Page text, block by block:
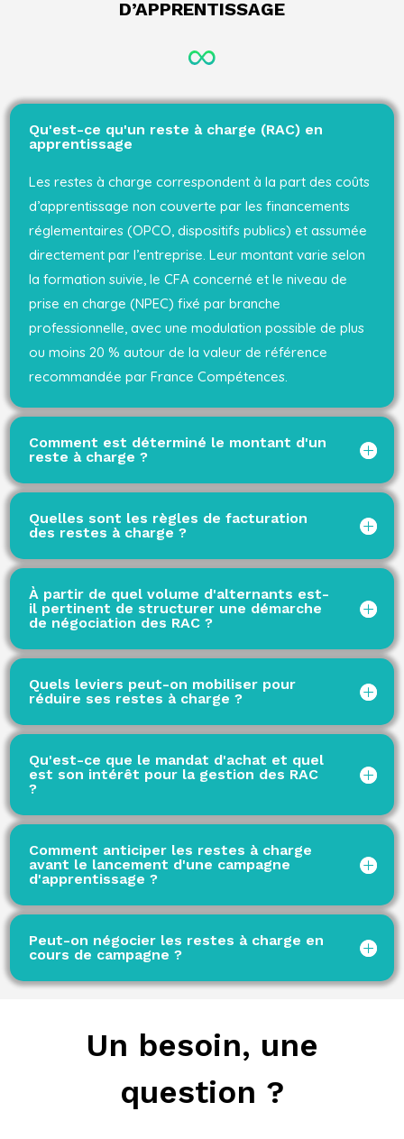
D’APPRENTISSAGE
Qu'est-ce qu'un reste à charge (RAC) en
apprentissage
Les restes à charge correspondent à la part des coûts
d’apprentissage non couverte par les financements
réglementaires (OPCO, dispositifs publics) et assumée
directement par l’entreprise. Leur montant varie selon
la formation suivie, le CFA concerné et le niveau de
prise en charge (NPEC) fixé par branche
professionnelle, avec une modulation possible de plus
ou moins 20 % autour de la valeur de référence
recommandée par France Compétences.
Comment est déterminé le montant d'un
reste à charge ?
Quelles sont les règles de facturation
des restes à charge ?
À partir de quel volume d'alternants est-
il pertinent de structurer une démarche
de négociation des RAC ?
Quels leviers peut-on mobiliser pour
réduire ses restes à charge ?
Qu'est-ce que le mandat d'achat et quel
est son intérêt pour la gestion des RAC
?
Comment anticiper les restes à charge
avant le lancement d'une campagne
d'apprentissage ?
Peut-on négocier les restes à charge en
cours de campagne ?
Un besoin, une
question ?